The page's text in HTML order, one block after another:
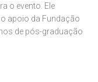
o evento. Ele
apoio da Fundação
de pós-graduação